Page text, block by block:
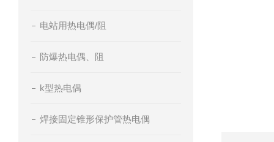
电站用热电偶/阻
防爆热电偶、阻
k型热电偶
焊接固定锥形保护管热电偶